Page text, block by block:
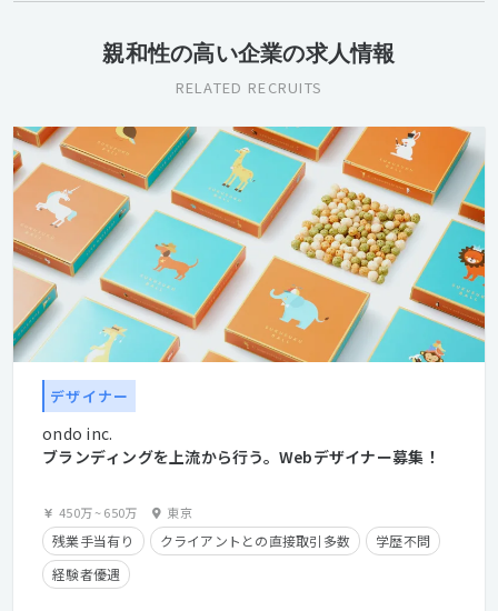
親和性の高い企業の求人情報
RELATED RECRUITS
デザイナー
ondo inc.
ブランディングを上流から行う。Webデザイナー募集！
450万~650万 東京
残業手当有り クライアントとの直接取引多数
学歴不問
経験者優遇